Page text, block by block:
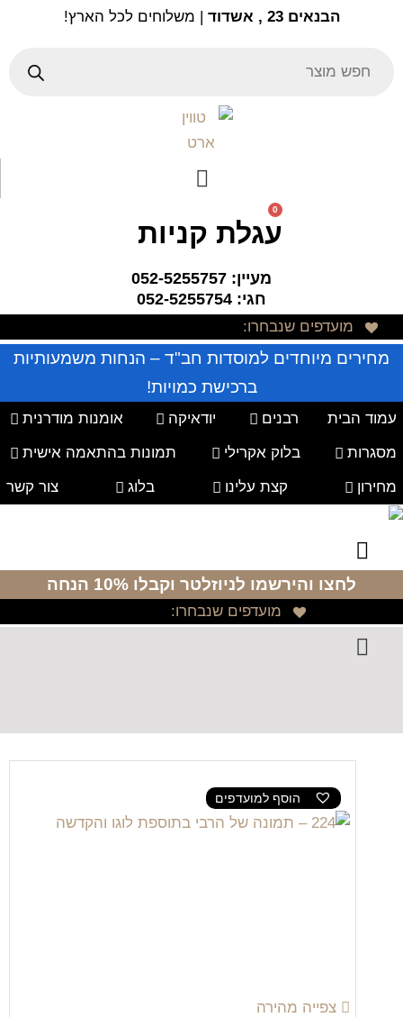
הבנאים 23 , אשדוד | משלוחים לכל הארץ!
search
0
עגלת קניות
מעיין: 052-5255757
חגי: 052-5255754
מועדפים שנבחרו:
מחירים מיוחדים למוסדות חב"ד – הנחות משמעותיות
ברכישת כמויות!
עמוד הבית רבנים יודאיקה
אומנות מודרנית
מסגרות
בלוק אקרילי
תמונות בהתאמה אישית
מחירון
קצת עלינו בלוג צור קשר
לחצו והירשמו לניוזלטר וקבלו 10% הנחה
מועדפים שנבחרו:
הוסף למועדפים
צפייה מהירה